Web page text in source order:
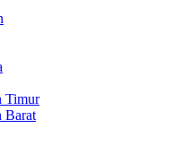
Timur
Barat